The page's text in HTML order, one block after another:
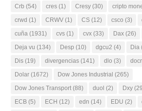
Crb (54) cres (1) Cresy (30) cripto
crwd (1) CRWV (1) CS (12) csco (3)
cuña (1931) cvs (1) cvx (33) Dax (26)
Deja vu (134) Desp (10) dgcu2 (4) Dia
Dis (19) divergencias (141) dlo (3)
Dolar (1672) Dow Jones Industrial (265)
Dow Jones Transport (88) duol (2) Dxy
ECB (5) ECH (12) edn (14) EDU (2)